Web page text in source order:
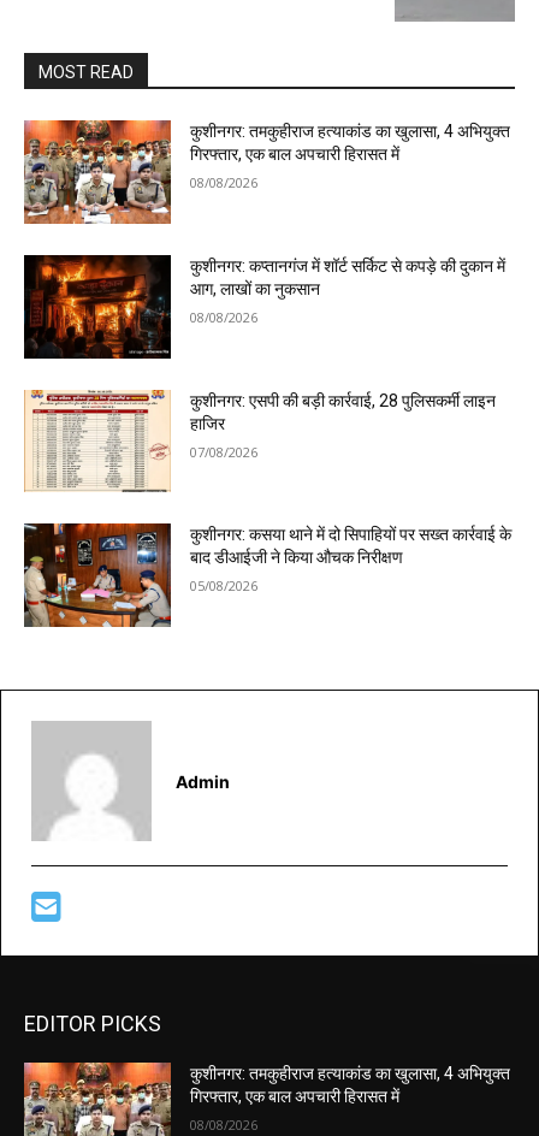
MOST READ
कुशीनगर: तमकुहीराज हत्याकांड का खुलासा, 4 अभियुक्त
गिरफ्तार, एक बाल अपचारी हिरासत में
08/08/2026
कुशीनगर: कप्तानगंज में शॉर्ट सर्किट से कपड़े की दुकान में
आग, लाखों का नुकसान
08/08/2026
कुशीनगर: एसपी की बड़ी कार्रवाई, 28 पुलिसकर्मी लाइन
हाजिर
07/08/2026
कुशीनगर: कसया थाने में दो सिपाहियों पर सख्त कार्रवाई के
बाद डीआईजी ने किया औचक निरीक्षण
05/08/2026
Admin
EDITOR PICKS
कुशीनगर: तमकुहीराज हत्याकांड का खुलासा, 4 अभियुक्त
गिरफ्तार, एक बाल अपचारी हिरासत में
08/08/2026